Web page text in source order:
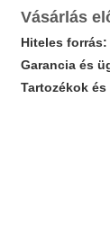
Vásárlás
Hiteles forrás:
Garancia és
Tartozékok